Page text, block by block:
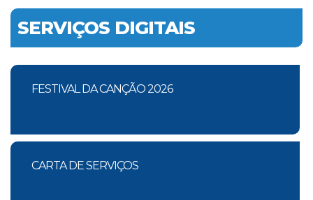
SERVIÇOS DIGITAIS
FESTIVAL DA CANÇÃO 2026
CARTA DE SERVIÇOS